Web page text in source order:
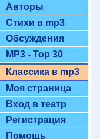
Авторы
Стихи в mp3
Обсуждения
MP3 - Top 30
Классика в mp3
Моя страница
Вход в театр
Регистрация
Помощь